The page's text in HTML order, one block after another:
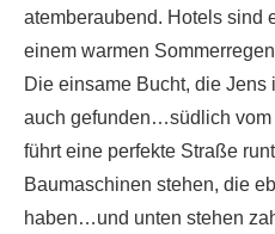
atemberaubend. Hotels sind
einem warmen
Die einsame Bucht, die Jens
auch gefunden…südlich vom
führt eine perfekte Straße
Baumaschinen stehen, die
haben…und unten stehen